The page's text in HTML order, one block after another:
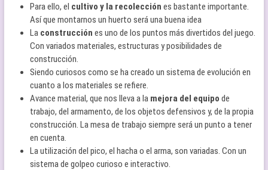
Para ello, el cultivo y la recolección es bastante importante.
Así que montarnos un huerto será una buena idea
La construcción es uno de los puntos más divertidos del juego.
Con variados materiales, estructuras y posibilidades de
construcción.
Siendo curiosos como se ha creado un sistema de evolución en
cuanto a los materiales se refiere.
Avance material, que nos lleva a la mejora del equipo de
trabajo, del armamento, de los objetos defensivos y, de la propia
construcción. La mesa de trabajo siempre será un punto a tener
en cuenta.
La utilización del pico, el hacha o el arma, son variadas. Con un
sistema de golpeo curioso e interactivo.